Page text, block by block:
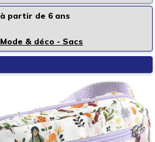
à partir de 6 ans
Mode & déco - Sacs